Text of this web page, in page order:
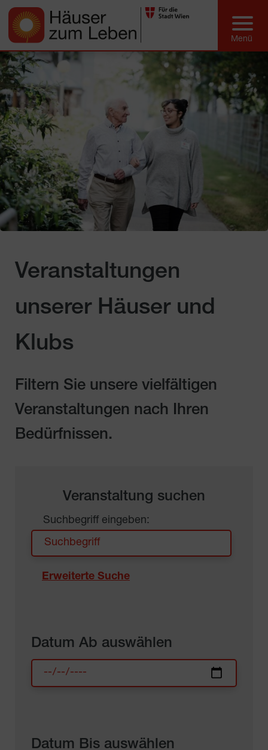
Veranstaltungen
unserer Häuser und
Klubs
Filtern Sie unsere vielfältigen
Veranstaltungen nach Ihren
Bedürfnissen.
Veranstaltung suchen
Suchbegriff eingeben:
Erweiterte Suche
Datum Ab auswählen
Datum Bis auswählen